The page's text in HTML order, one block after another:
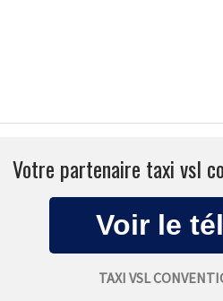
Votre partenaire taxi vsl
TAXI VSL